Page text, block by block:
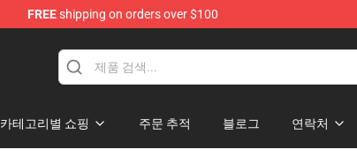
FREEshipping on orders over $100
카테고리별 쇼핑 주문 추적 블로그 연락처